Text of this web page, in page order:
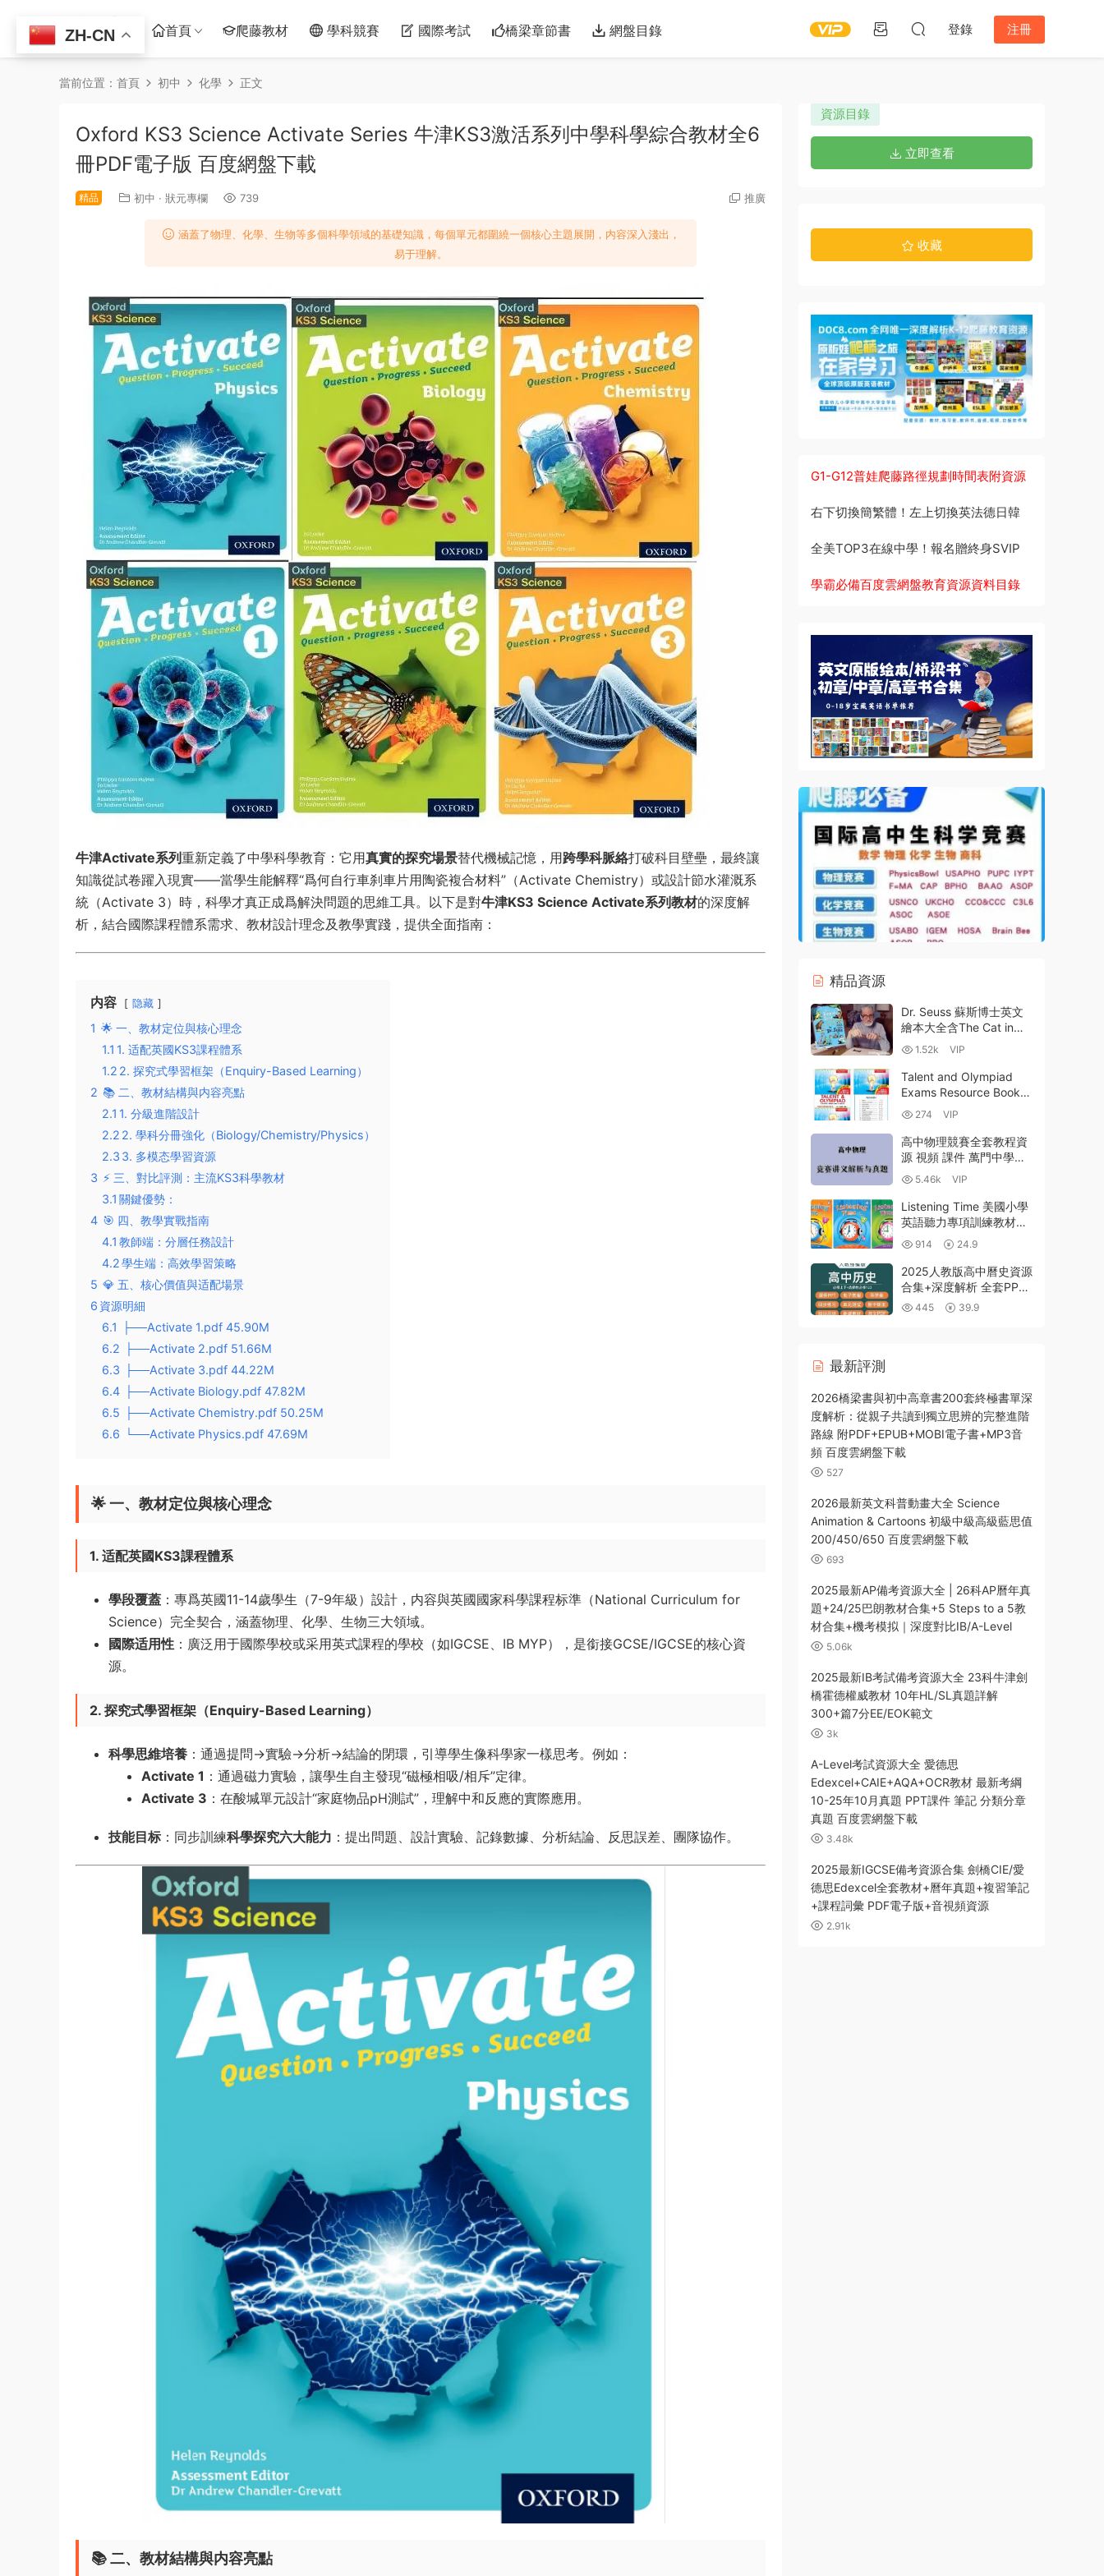
首頁 爬藤教材 學科競賽 國際考試 橋梁章節書 網盤目錄 登錄 注冊
當前位置： 首頁 初中 化學 正文
Oxford KS3 Science Activate Series 牛津KS3激活系列中學科學綜合教材全6
冊PDF電子版 百度網盤下載
精品 初中 · 狀元專欄 739 推廣
涵蓋了物理、化學、生物等多個科學領域的基礎知識，每個單元都圍繞一個核心主題展開，内容深入淺出，
易于理解。
牛津Activate系列重新定義了中學科學教育：它用真實的探究場景替代機械記憶，用跨學科脈絡打破科目壁壘，最終讓
知識從試卷躍入現實——當學生能解釋“爲何自行車刹車片用陶瓷複合材料”（Activate Chemistry）或設計節水灌溉系
統（Activate 3）時，科學才真正成爲解決問題的思維工具。以下是對牛津KS3 Science Activate系列教材的深度解
析，結合國際課程體系需求、教材設計理念及教學實踐，提供全面指南：
内容 隐藏
1 🌟 ​一、教材定位與核心理念​
1.1 ​1. 适配英國KS3課程體系​
1.2 ​2. 探究式學習框架（Enquiry-Based Learning）​​
2 📚 ​二、教材結構與内容亮點​
2.1 ​1. 分級進階設計​
2.2 ​2. 學科分冊強化（Biology/Chemistry/Physics）​​
2.3 ​3. 多模态學習資源​
3 ⚡️ ​三、對比評測：主流KS3科學教材​
3.1 ​關鍵優勢​：
4 🎯 ​四、教學實戰指南​
4.1 ​教師端：分層任務設計​
4.2​學生端：高效學習策略​
5 💎 ​五、核心價值與适配場景​
6 ​資源明細
6.1
├──Activate 1.pdf 45.90M
6.2
├──Activate 2.pdf 51.66M
6.3
├──Activate 3.pdf 44.22M
6.4
├──Activate Biology.pdf 47.82M
6.5
├──Activate Chemistry.pdf 50.25M
6.6
└──Activate Physics.pdf 47.69M
🌟 ​一、教材定位與核心理念
1. 适配英國KS3課程體系
學段覆蓋 ​：專爲英國11-14歲學生（7-9年級）設計，内容與英國國家科學課程标準（National Curriculum for
Science）完全契合，涵蓋物理、化學、生物三大領域。
國際适用性 ​：廣泛用于國際學校或采用英式課程的學校（如IGCSE、IB MYP），是銜接GCSE/IGCSE的核心資
源。
2. 探究式學習框架（Enquiry-Based Learning）​
科學思維培養 ​：通過提問→實驗→分析→結論的閉環，引導學生像科學家一樣思考。例如：
Activate 1 ​：通過磁力實驗，讓學生自主發現“磁極相吸/相斥”定律。
Activate 3 ​：在酸堿單元設計“家庭物品pH測試”，理解中和反應的實際應用。
技能目标​：同步訓練科學探究六大能力 ​：提出問題、設計實驗、記錄數據、分析結論、反思誤差、團隊協作。
📚 ​二、教材結構與内容亮點
資源目錄
立即查看
收藏
G1-G12普娃爬藤路徑規劃時間表附資源
右下切換簡繁體！左上切換英法德日韓
全美TOP3在線中學！報名贈終身SVIP
學霸必備百度雲網盤教育資源資料目錄
精品資源
Dr. Seuss 蘇斯博士英文
繪本大全含The Cat in
the Hat 分級讀物分類整
理64冊PDF+MP3+部分
MP4 百度雲網盤下載
1.52k VIP
Talent and Olympiad
Exams Resource Book
Mathematics Class 7-9
BMA天資與奧林匹克考試
資源書數學7-9年級PDF
電子版 百度雲網盤下載
274 VIP
高中物理競賽全套教程資
源 視頻 課件 萬門中學奧
賽課程 百度網盤下
載-53.4GB
5.46k VIP
Listening Time 美國小學
英語聽力專項訓練教材全
1-3級 學生用書+聽寫本
+答案PDF MP3音頻
914 24.9
2025人教版高中曆史資源
合集+深度解析 全套PPT
課件講義教案學案知識點
445 39.9
最新評測
2026橋梁書與初中高章書200套終極書單深
度解析：從親子共讀到獨立思辨的完整進階
路線 附PDF+EPUB+MOBI電子書+MP3音
頻 百度雲網盤下載
527
2026最新英文科普動畫大全 Science
Animation & Cartoons 初級中級高級藍思值
200/450/650 百度雲網盤下載
693
2025最新AP備考資源大全 | 26科AP曆年真
題+24/25巴朗教材合集+5 Steps to a 5教
材合集+機考模拟｜深度對比IB/A-Level
5.06k
2025最新IB考試備考資源大全 23科牛津劍
橋霍德權威教材 10年HL/SL真題詳解
300+篇7分EE/EOK範文
3k
A-Level考試資源大全 愛德思
Edexcel+CAIE+AQA+OCR教材 最新考綱
10-25年10月真題 PPT課件 筆記 分類分章
真題 百度雲網盤下載
3.48k
2025最新IGCSE備考資源合集 劍橋CIE/愛
德思Edexcel全套教材+曆年真題+複習筆記
+課程詞彙 PDF電子版+音視頻資源
2.91k
ZH-CN